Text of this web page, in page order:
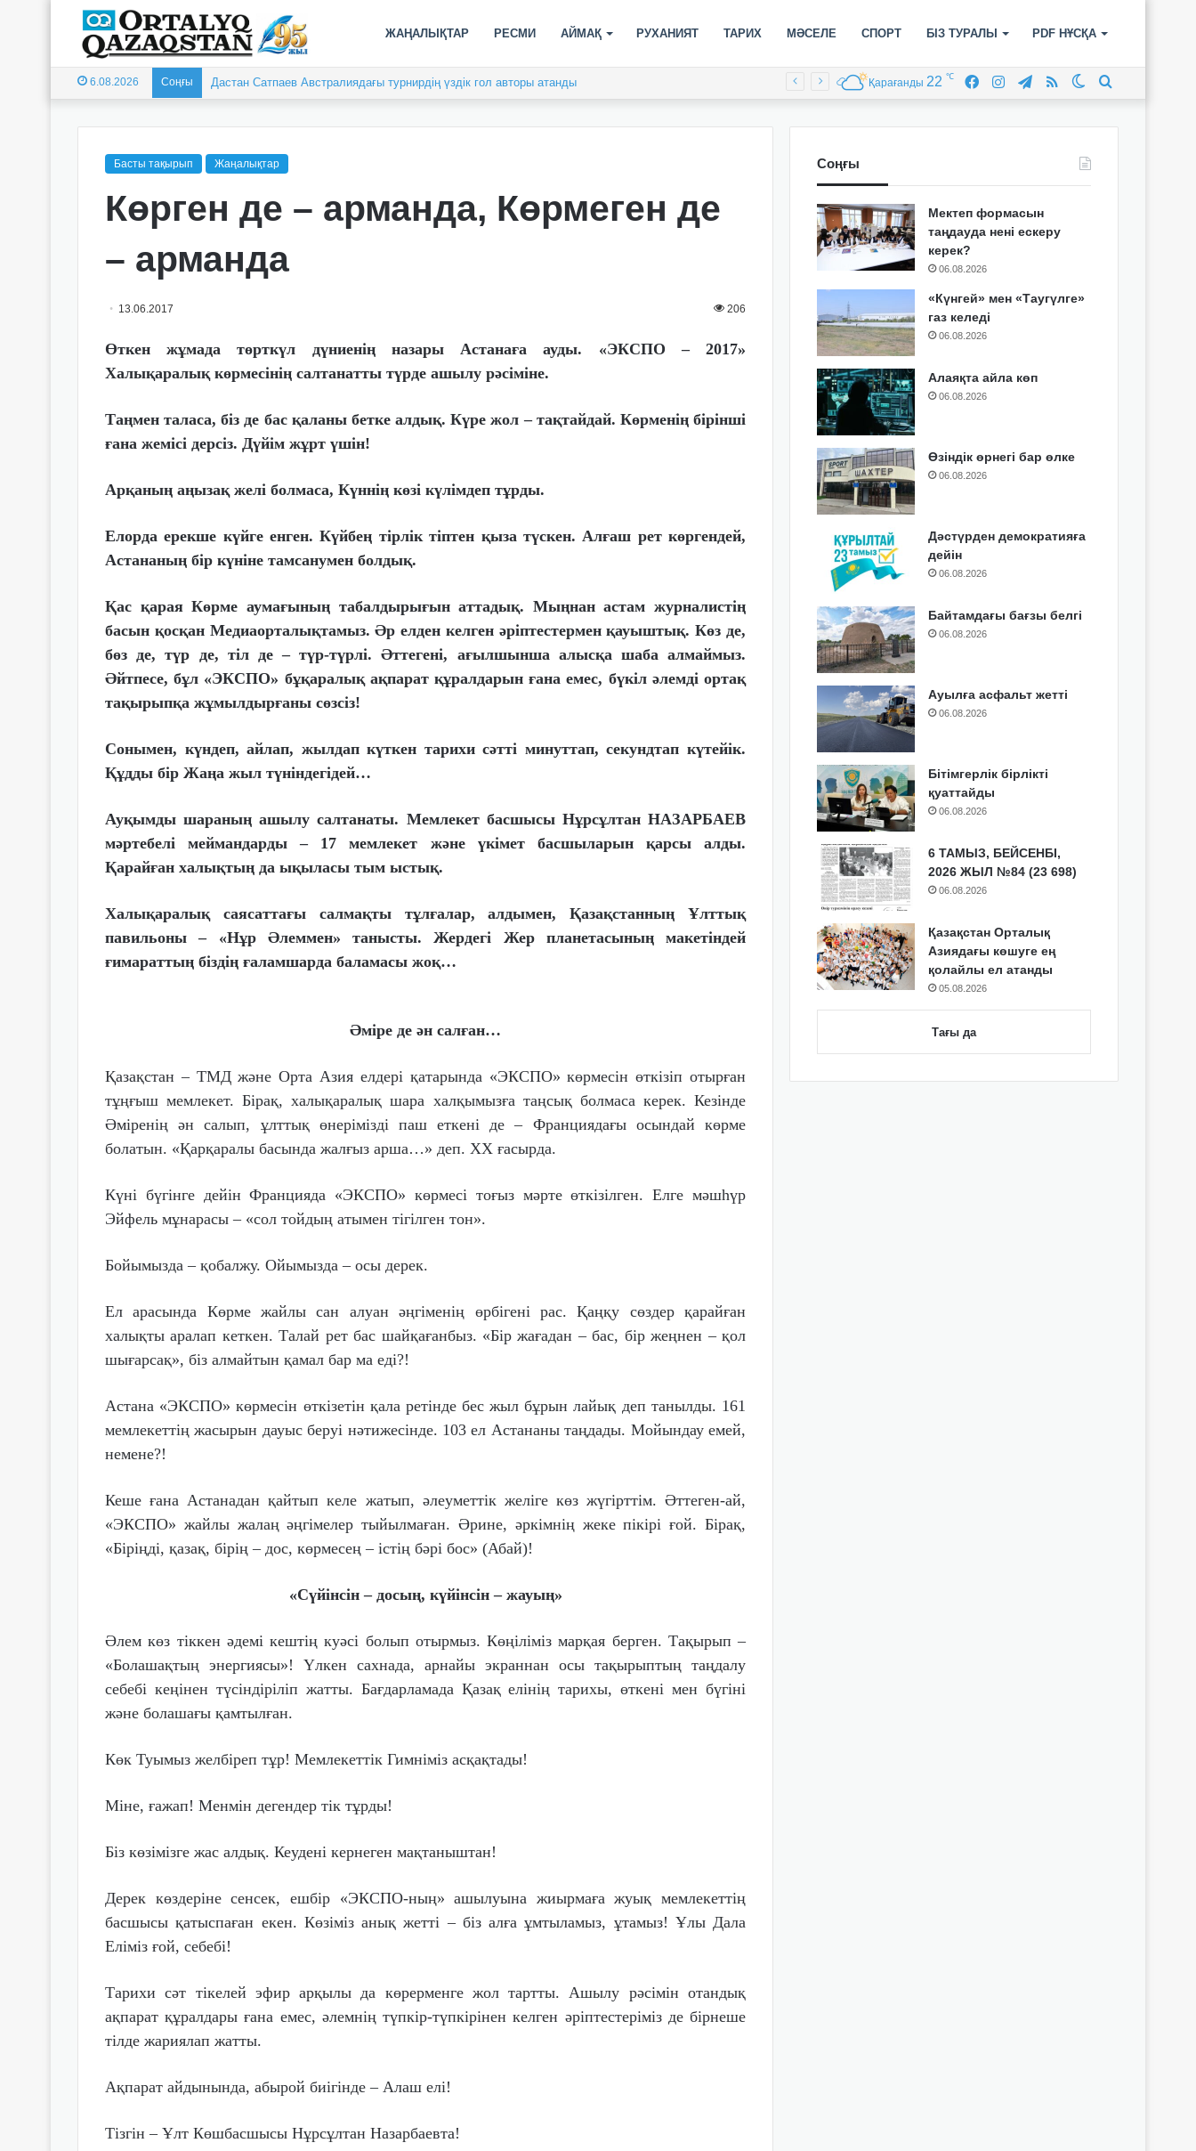
ЖАҢАЛЫҚТАР РЕСМИ АЙМАҚ РУХАНИЯТ ТАРИХ МӘСЕЛЕ СПОРТ БІЗ ТУРАЛЫ PDF НҰСҚА
6.08.2026 Соңғы Жастарымыз жарап тұр Switch
RSS
Telegram
Instagram
Facebook
Қарағанды 22 ℃
Басты тақырып Жаңалықтар
Көрген де – арманда, Көрмеген де
– арманда
13.06.2017 206
Өткен жұмада төрткүл дүниенің назары Астанаға ауды. «ЭКСПО – 2017»
Халықаралық көрмесінің салтанатты түрде ашылу рәсіміне.
Таңмен таласа, біз де бас қаланы бетке алдық. Күре жол – тақтайдай. Көрменің бірінші
ғана жемісі дерсіз. Дүйім жұрт үшін!
Арқаның аңызақ желі болмаса, Күннің көзі күлімдеп тұрды.
Елорда ерекше күйге енген. Күйбең тірлік тіптен қыза түскен. Алғаш рет көргендей,
Астананың бір күніне тамсанумен болдық.
Қас қарая Көрме аумағының табалдырығын аттадық. Мыңнан астам журналистің
басын қосқан Медиаорталықтамыз. Әр елден келген әріптестермен қауыштық. Көз де,
бөз де, түр де, тіл де – түр-түрлі. Әттегені, ағылшынша алысқа шаба алмаймыз.
Әйтпесе, бұл «ЭКСПО» бұқаралық ақпарат құралдарын ғана емес, бүкіл әлемді ортақ
тақырыпқа жұмылдырғаны сөзсіз!
Сонымен, күндеп, айлап, жылдап күткен тарихи сәтті минуттап, секундтап күтейік.
Құдды бір Жаңа жыл түніндегідей…
Ауқымды шараның ашылу салтанаты. Мемлекет басшысы Нұрсұлтан НАЗАРБАЕВ
мәртебелі меймандарды – 17 мемлекет және үкімет басшыларын қарсы алды.
Қарайған халықтың да ықыласы тым ыстық.
Халықаралық саясаттағы салмақты тұлғалар, алдымен, Қазақстанның Ұлттық
павильоны – «Нұр Әлеммен» танысты. Жердегі Жер планетасының макетіндей
ғимараттың біздің ғаламшарда баламасы жоқ…
Әміре де ән салған…
Қазақстан – ТМД және Орта Азия елдері қатарында «ЭКСПО» көрмесін өткізіп отырған
тұңғыш мемлекет. Бірақ, халықаралық шара халқымызға таңсық болмаса керек. Кезінде
Әміренің ән салып, ұлттық өнерімізді паш еткені де – Франциядағы осындай көрме
болатын. «Қарқаралы басында жалғыз арша…» деп. ХХ ғасырда.
Күні бүгінге дейін Францияда «ЭКСПО» көрмесі тоғыз мәрте өткізілген. Елге мәшһүр
Эйфель мұнарасы – «сол тойдың атымен тігілген тон».
Бойымызда – қобалжу. Ойымызда – осы дерек.
Ел арасында Көрме жайлы сан алуан әңгіменің өрбігені рас. Қаңқу сөздер қарайған
халықты аралап кеткен. Талай рет бас шайқағанбыз. «Бір жағадан – бас, бір жеңнен – қол
шығарсақ», біз алмайтын қамал бар ма еді?!
Астана «ЭКСПО» көрмесін өткізетін қала ретінде бес жыл бұрын лайық деп танылды. 161
мемлекеттің жасырын дауыс беруі нәтижесінде. 103 ел Астананы таңдады. Мойындау емей,
немене?!
Кеше ғана Астанадан қайтып келе жатып, әлеуметтік желіге көз жүгірттім. Әттеген-ай,
«ЭКСПО» жайлы жалаң әңгімелер тыйылмаған. Әрине, әркімнің жеке пікірі ғой. Бірақ,
«Біріңді, қазақ, бірің – дос, көрмесең – істің бәрі бос» (Абай)!
«Сүйінсін – досың, күйінсін – жауың»
Әлем көз тіккен әдемі кештің куәсі болып отырмыз. Көңіліміз марқая берген. Тақырып –
«Болашақтың энергиясы»! Үлкен сахнада, арнайы экраннан осы тақырыптың таңдалу
себебі кеңінен түсіндіріліп жатты. Бағдарламада Қазақ елінің тарихы, өткені мен бүгіні
және болашағы қамтылған.
Көк Туымыз желбіреп тұр! Мемлекеттік Гимніміз асқақтады!
Міне, ғажап! Менмін дегендер тік тұрды!
Біз көзімізге жас алдық. Кеудені кернеген мақтаныштан!
Дерек көздеріне сенсек, ешбір «ЭКСПО-ның» ашылуына жиырмаға жуық мемлекеттің
басшысы қатыспаған екен. Көзіміз анық жетті – біз алға ұмтыламыз, ұтамыз! Ұлы Дала
Еліміз ғой, себебі!
Тарихи сәт тікелей эфир арқылы да көрерменге жол тартты. Ашылу рәсімін отандық
ақпарат құралдары ғана емес, әлемнің түпкір-түпкірінен келген әріптестеріміз де бірнеше
тілде жариялап жатты.
Ақпарат айдынында, абырой биігінде – Алаш елі!
Тізгін – Ұлт Көшбасшысы Нұрсұлтан Назарбаевта!
Соңғы
Мектеп формасын
таңдауда нені ескеру
керек?
06.08.2026
«Күнгей» мен «Таугүлге»
газ келеді
06.08.2026
Алаяқта айла көп
06.08.2026
Өзіндік өрнегі бар өлке
06.08.2026
Дәстүрден демократияға
дейін
06.08.2026
Байтамдағы бағзы белгі
06.08.2026
Ауылға асфальт жетті
06.08.2026
Бітімгерлік бірлікті
қуаттайды
06.08.2026
6 ТАМЫЗ, БЕЙСЕНБІ,
2026 ЖЫЛ №84 (23 698)
06.08.2026
Қазақстан Орталық
Азиядағы көшуге ең
қолайлы ел атанды
05.08.2026
Тағы да